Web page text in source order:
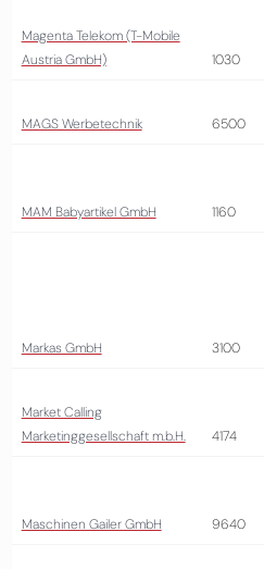
Magenta Telekom (T-Mobile
Austria GmbH)
1030
MAGS Werbetechnik 6500
MAM Babyartikel GmbH 1160
Markas GmbH 3100
Market Calling
Marketinggesellschaft m.b.H.
4174
Maschinen Gailer GmbH 9640